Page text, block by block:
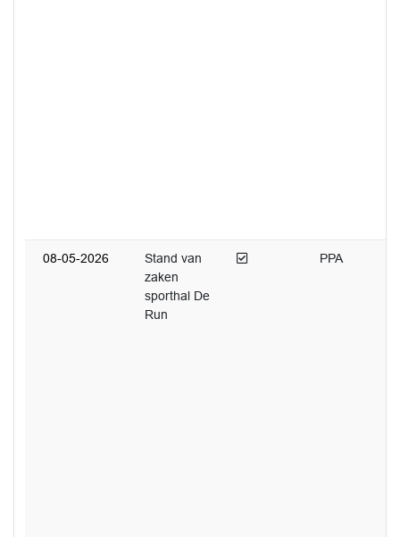
08-05-2026
Stand van
zaken
sporthal De
Run
Afgedaan PPA